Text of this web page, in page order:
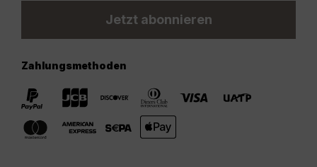
Jetzt abonnieren
Zahlungsmethoden